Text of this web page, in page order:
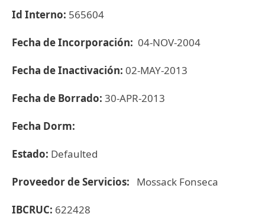
Id Interno: 565604
Fecha de Incorporación: 04-NOV-2004
Fecha de Inactivación: 02-MAY-2013
Fecha de Borrado: 30-APR-2013
Fecha Dorm:
Estado: Defaulted
Proveedor de Servicios: Mossack Fonseca
IBCRUC: 622428